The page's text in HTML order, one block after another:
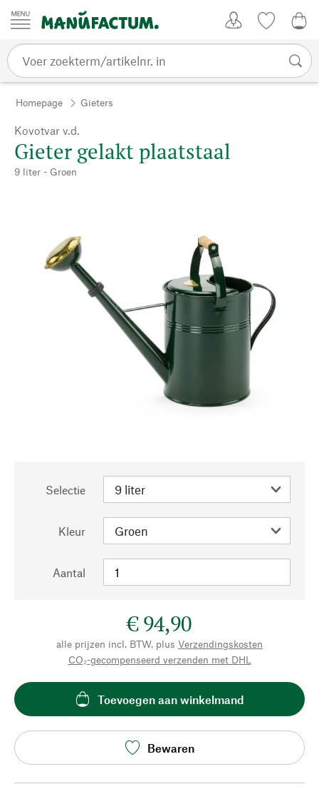
Passer au contenu
Homepage Gieters
Kovotvar v.d.
Gieter gelakt plaatstaal
9 liter - Groen
Selectie
Kleur
Aantal
€ 94,90
alle prijzen incl. BTW, plus Verzendingskosten
CO₂-gecompenseerd verzenden met DHL
Toevoegen aan winkelmand
Bewaren